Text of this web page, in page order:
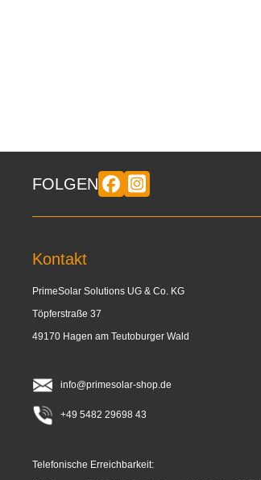
FOLGEN
Kontakt
PrimeSolar Solutions UG & Co. KG
Töpferstraße 37
49170 Hagen am Teutoburger Wald
info@primesolar-shop.de
+49 5482 29698 43
Telefonische Erreichbarkeit: